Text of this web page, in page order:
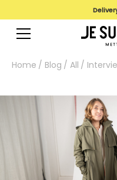
Home Blog All